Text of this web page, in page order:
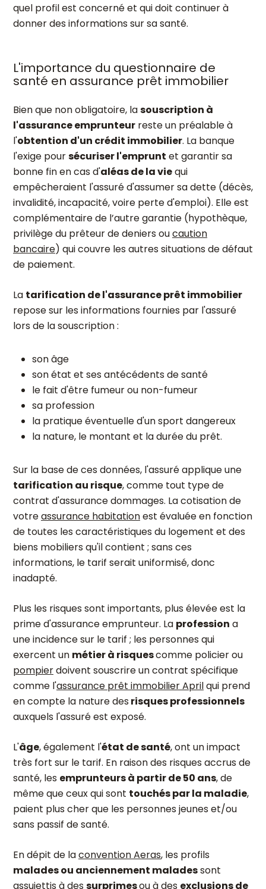
quel profil est concerné et qui doit continuer à
donner des informations sur sa santé.
L'importance du questionnaire de
santé en assurance prêt immobilier
Bien que non obligatoire, lasouscription à
l'assurance emprunteur reste un préalable à
l'obtention d'un crédit immobilier. La banque
l'exige poursécuriser l'emprunt et garantir sa
bonne fin en cas d'aléas de la viequi
empêcheraient l'assuré d'assumer sa dette (décès,
invalidité, incapacité, voire perte d'emploi). Elle est
complémentaire de l’autre garantie (hypothèque,
privilège du prêteur de deniers oucaution
bancaire) qui couvre les autres situations de défaut
de paiement.
La tarification de l'assurance prêt immobilier
repose sur les informations fournies par l'assuré
lors de la souscription :
son âge
son état et ses antécédents de santé
le fait d'être fumeur ou non-fumeur
sa profession
la pratique éventuelle d'un sport dangereux
la nature, le montant et la durée du prêt.
Sur la base de ces données, l'assuré applique une
tarification au risque, comme tout type de
contrat d'assurance dommages. La cotisation de
votreassurance habitationest évaluée en fonction
de toutes les caractéristiques du logement et des
biens mobiliers qu'il contient ; sans ces
informations, le tarif serait uniformisé, donc
inadapté.
Plus les risques sont importants, plus élevée est la
prime d'assurance emprunteur. La profession a
une incidence sur le tarif ; les personnes qui
exercent un métier à risquescomme policier ou
pompierdoivent souscrire un contrat spécifique
comme l'assurance prêt immobilier Aprilqui prend
en compte la nature desrisques professionnels
auxquels l'assuré est exposé.
L'âge, également l'état de santé, ont un impact
très fort sur le tarif. En raison des risques accrus de
santé, les emprunteurs à partir de 50 ans, de
même que ceux qui sont touchés par la maladie,
paient plus cher que les personnes jeunes et/ou
sans passif de santé.
En dépit de laconvention Aeras, les profils
malades ou anciennement maladessont
assujettis à dessurprimesou à des exclusions de